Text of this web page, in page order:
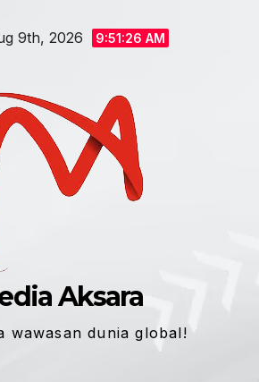
9th, 2026 9:51:27 AM
Aksara
wawasan dunia global!